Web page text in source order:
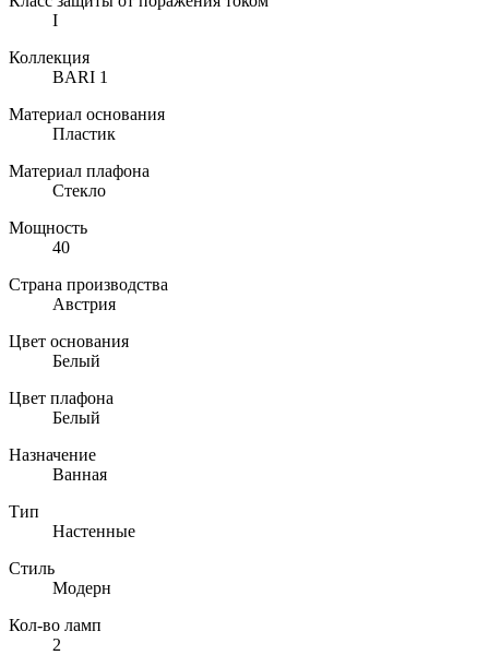
I
Коллекция
BARI 1
Материал основания
Пластик
Материал плафона
Стекло
Мощность
40
Страна производства
Австрия
Цвет основания
Белый
Цвет плафона
Белый
Назначение
Ванная
Тип
Настенные
Стиль
Модерн
Кол-во ламп
2